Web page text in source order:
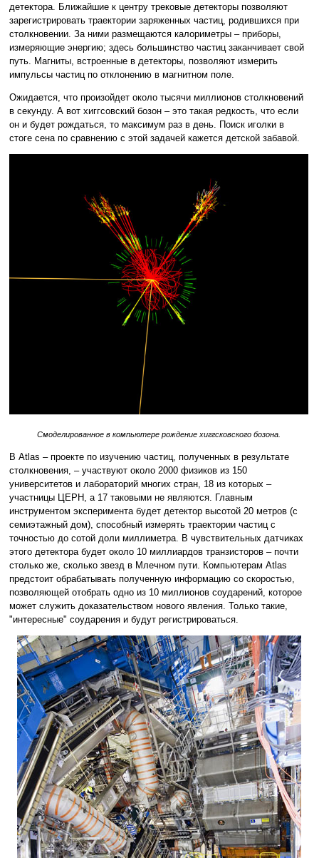
детектора. Ближайшие к центру трековые детекторы позволяют
зарегистрировать траектории заряженных частиц, родившихся при
столкновении. За ними размещаются калориметры – приборы,
измеряющие энергию; здесь большинство частиц заканчивает свой
путь. Магниты, встроенные в детекторы, позволяют измерить
импульсы частиц по отклонению в магнитном поле.
Ожидается, что произойдет около тысячи миллионов столкновений
в секунду. А вот хиггсовский бозон – это такая редкость, что если
он и будет рождаться, то максимум раз в день. Поиск иголки в
стоге сена по сравнению с этой задачей кажется детской забавой.
Смоделированное в компьютере рождение хиггсковского бозона.
В Atlas – проекте по изучению частиц, полученных в результате
столкновения, – участвуют около 2000 физиков из 150
университетов и лабораторий многих стран, 18 из которых –
участницы ЦЕРН, а 17 таковыми не являются. Главным
инструментом эксперимента будет детектор высотой 20 метров (с
семиэтажный дом), способный измерять траектории частиц с
точностью до сотой доли миллиметра. В чувствительных датчиках
этого детектора будет около 10 миллиардов транзисторов – почти
столько же, сколько звезд в Млечном пути. Компьютерам Atlas
предстоит обрабатывать полученную информацию со скоростью,
позволяющей отобрать одно из 10 миллионов соударений, которое
может служить доказательством нового явления. Только такие,
"интересные" соударения и будут регистрироваться.